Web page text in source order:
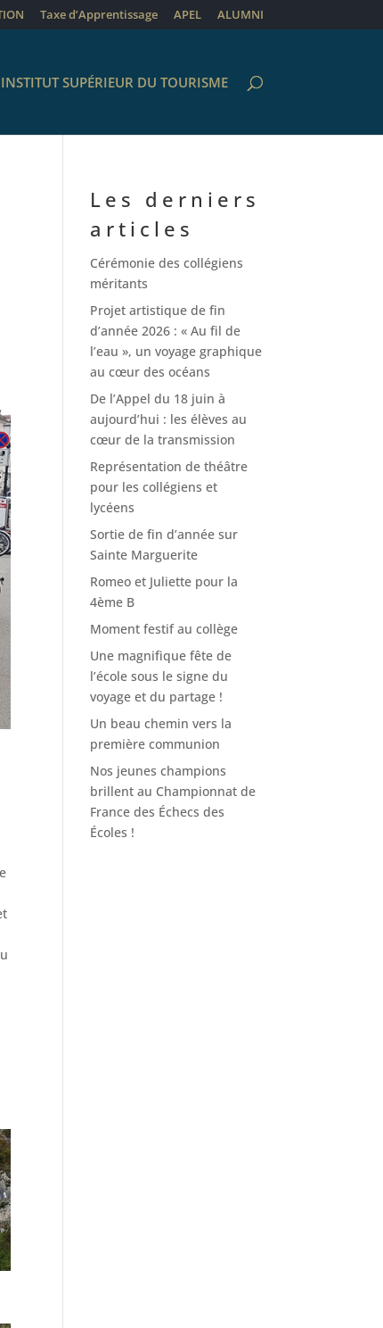
Taxe d’Apprentissage APEL ALUMNI
INSTITUT SUPÉRIEUR DU TOURISME
Les derniers
articles
Cérémonie des collégiens
méritants
Projet artistique de fin
d’année 2026 : « Au fil de
l’eau », un voyage graphique
au cœur des océans
De l’Appel du 18 juin à
aujourd’hui : les élèves au
cœur de la transmission
Représentation de théâtre
pour les collégiens et
lycéens
Sortie de fin d’année sur
Sainte Marguerite
Romeo et Juliette pour la
4ème B
Moment festif au collège
Une magnifique fête de
l’école sous le signe du
voyage et du partage !
Un beau chemin vers la
première communion
Nos jeunes champions
brillent au Championnat de
France des Échecs des
Écoles !